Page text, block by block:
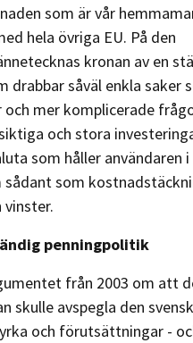
som är vår
hela övriga EU. På den
kronan av en
drabbar såväl enkla saker
mer komplicerade
och stora
som håller användaren
sådant som
penningpolitik
från 2003 om att
skulle avspegla den
och förutsättningar -